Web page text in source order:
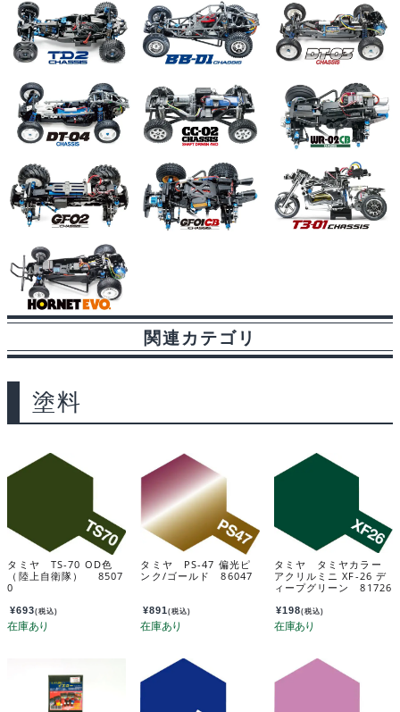
関連カテゴリ
塗料
タミヤ TS-70 OD色
（陸上自衛隊） 8507
0
¥693(税込)
タミヤ PS-47 偏光ピ
ンク/ゴールド 86047
¥891(税込)
タミヤ タミヤカラー
アクリルミニ XF-26 デ
ィープグリーン 81726
¥198(税込)